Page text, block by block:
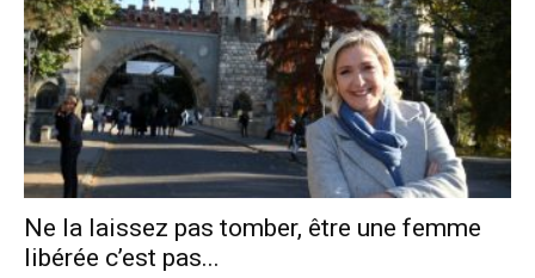
Ne la laissez pas tomber, être une femme
libérée c’est pas...